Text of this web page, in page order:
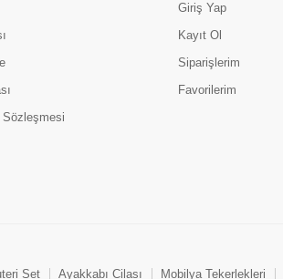
Sözleşmesi
Giriş Yap
Kayıt Ol
Siparişlerim
Favorilerim
Set Ayakkabı Cilası Mobilya Tekerlekleri